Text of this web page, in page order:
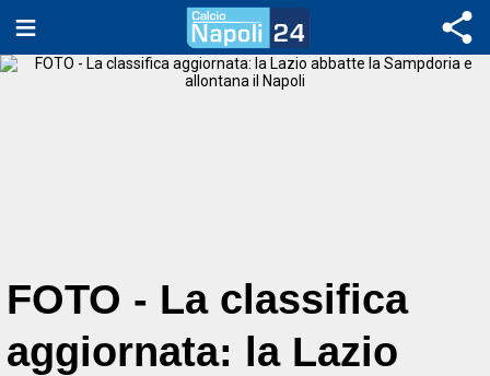
FOTO - La classifica
aggiornata: la Lazio